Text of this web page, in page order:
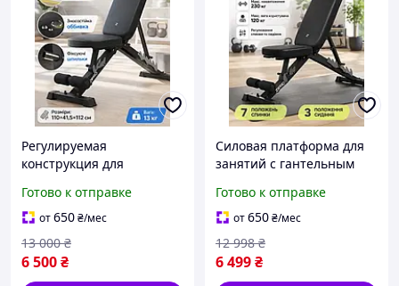
Регулируемая
конструкция для
упражнений под
отрицательным наклоном
с усиленной опорной
рамой
Готово к отправке
от650₴/мес
6 500₴
13 000 ₴
Силовая платформа для
занятий с гантельным
защитным покрытием
против коррозии металла
Готово к отправке
от650₴/мес
6 499₴
12 998 ₴